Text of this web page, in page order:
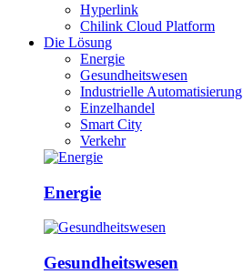
Hyperlink
Chilink Cloud Platform
Die Lösung
Energie
Gesundheitswesen
Industrielle Automatisierung
Einzelhandel
Smart City
Verkehr
Energie
Gesundheitswesen